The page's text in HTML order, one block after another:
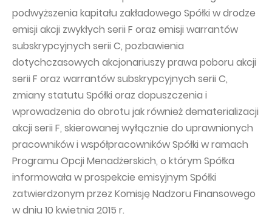
podwyższenia kapitału zakładowego Spółki w drodze
emisji akcji zwykłych serii F oraz emisji warrantów
subskrypcyjnych serii C, pozbawienia
dotychczasowych akcjonariuszy prawa poboru akcji
serii F oraz warrantów subskrypcyjnych serii C,
zmiany statutu Spółki oraz dopuszczenia i
wprowadzenia do obrotu jak również dematerializacji
akcji serii F, skierowanej wyłącznie do uprawnionych
pracowników i współpracowników Spółki w ramach
Programu Opcji Menadżerskich, o którym Spółka
informowała w prospekcie emisyjnym Spółki
zatwierdzonym przez Komisję Nadzoru Finansowego
w dniu 10 kwietnia 2015 r.